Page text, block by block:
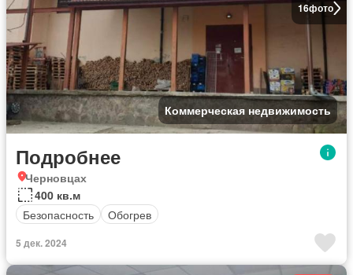
16фото
Коммерческая недвижимость
Подробнее
Черновцах
400 кв.м
Безопасность
Обогрев
5 дек. 2024